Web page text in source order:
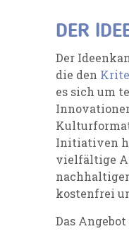
DER
Der
die den
es sich um
Initiativen
vielfältige
kostenfrei
Das